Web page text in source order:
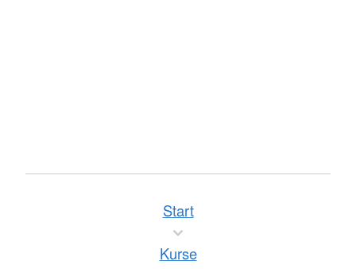
Start
Kurse